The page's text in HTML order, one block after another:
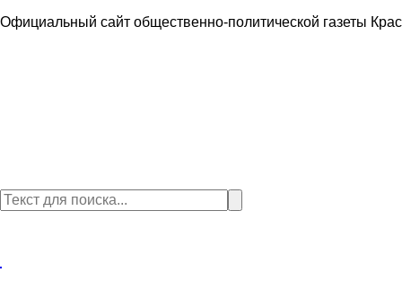
Официальный сайт общественно-политической газеты